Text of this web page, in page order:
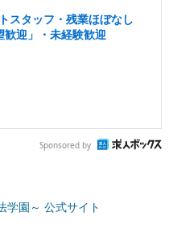
スタッフ・残業ほぼなし
歓迎」・未経験歓迎
Sponsored by
学園～ 公式サイト